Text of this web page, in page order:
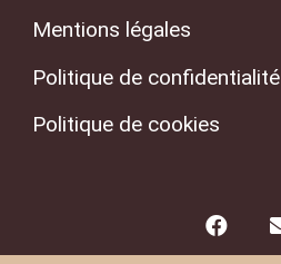
Mentions légales
Politique de confidentialité
Politique de cookies